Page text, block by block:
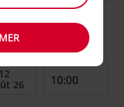
retour
FIN